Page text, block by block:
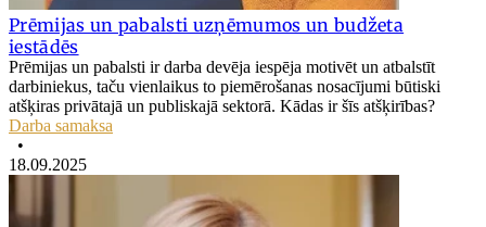
Prēmijas un pabalsti uzņēmumos un budžeta
iestādēs
Prēmijas un pabalsti ir darba devēja iespēja motivēt un atbalstīt
darbiniekus, taču vienlaikus to piemērošanas nosacījumi būtiski
atšķiras privātajā un publiskajā sektorā. Kādas ir šīs atšķirības?
Darba samaksa
•
18.09.2025